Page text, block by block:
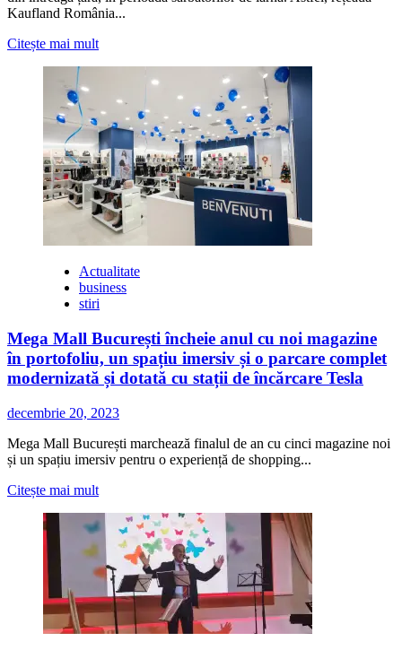
Kaufland România...
Citește mai multCitește
Programul
magazinelor
Kaufland
de
Crăciun
și
de
Anul
Nou
Actualitate
business
stiri
Mega Mall București încheie anul cu noi magazine
în portofoliu, un spațiu imersiv și o parcare complet
modernizată și dotată cu stații de încărcare Tesla
decembrie 20, 2023
Mega Mall București marchează finalul de an cu cinci magazine noi
și un spațiu imersiv pentru o experiență de shopping...
Citește mai multCitește
multe
despre
Mega
Mall
București
încheie
anul
cu